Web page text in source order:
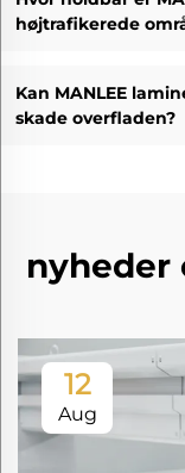
højtrafikerede
Kan MANLEE
skade overfladen?
nyheder
12
Aug